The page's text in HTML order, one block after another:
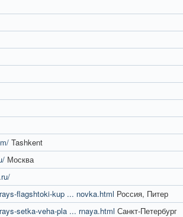
Tashkent
Москва
flagshtoki-kup ... novka.html Россия, Питер
setka-veha-pla ... rnaya.html Санкт-Петербург